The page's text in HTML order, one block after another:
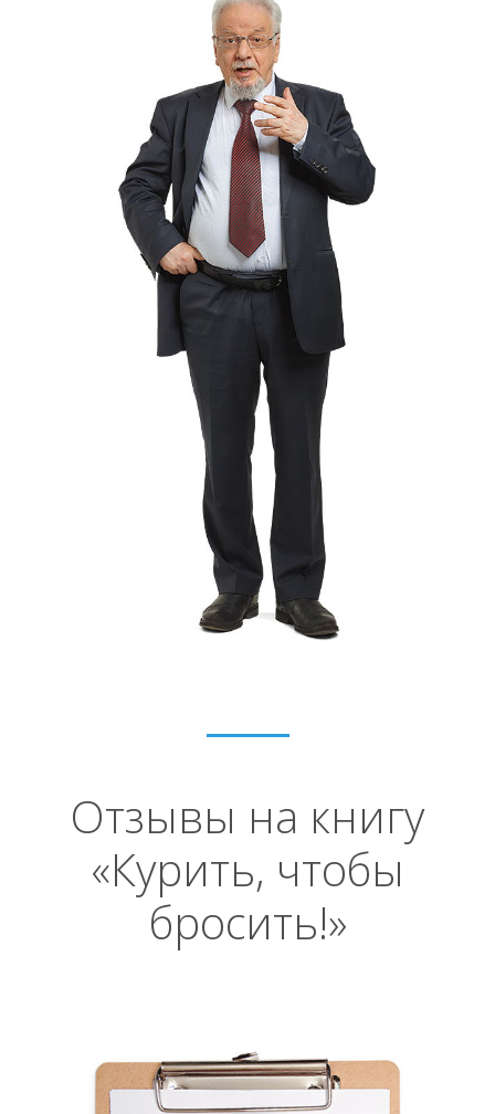
Отзывы на книгу
«Курить, чтобы
бросить!»